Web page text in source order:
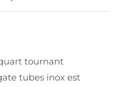
tournant
tubes inox est